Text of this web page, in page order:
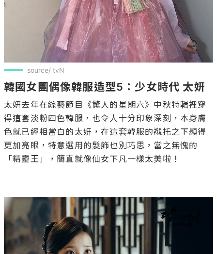
source/ tvN
韓國女團偶像韓服造型5：少女時代 太妍
太妍去年在綜藝節目《驚人的星期六》中秋特輯裡穿
得這套淡粉四色韓服，也令人十分印象深刻，本身膚
色就已經相當白的太妍，在這套韓服的襯托之下顯得
更加亮眼，特意選用的髮飾也別巧思，當之無愧的
「精靈王」，簡直就像仙女下凡一樣太美啦！